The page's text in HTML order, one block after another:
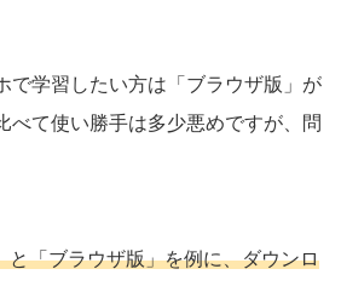
で学習したい方は「ブラウザ版」が
べて使い勝手は多少悪めですが、問
と「ブラウザ版」を例に、ダウンロ